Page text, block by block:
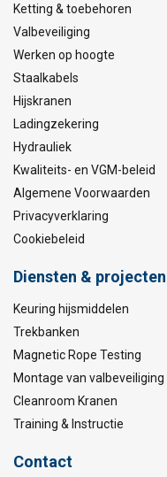
Ketting & toebehoren
Valbeveiliging
Werken op hoogte
Staalkabels
Hijskranen
Ladingzekering
Hydrauliek
Kwaliteits- en VGM-beleid
Algemene Voorwaarden
Privacyverklaring
Cookiebeleid
Diensten & projecten
Keuring hijsmiddelen
Trekbanken
Magnetic Rope Testing
Montage van valbeveiliging
Cleanroom Kranen
Training & Instructie
Contact